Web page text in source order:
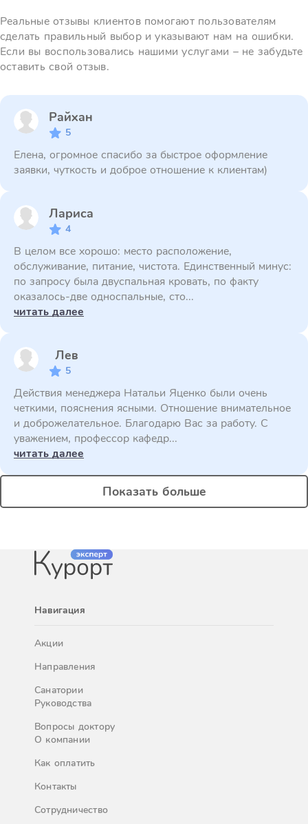
Реальные отзывы клиентов помогают пользователям
сделать правильный выбор и указывают нам на ошибки.
Если вы воспользовались нашими услугами – не забудьте
оставить свой отзыв.
Райхан
5
Елена, огромное спасибо за быстрое оформление
заявки, чуткость и доброе отношение к клиентам)
Лариса
4
В целом все хорошо: место расположение,
обслуживание, питание, чистота. Единственный минус:
по запросу была двуспальная кровать, по факту
оказалось-две односпальные, сто...
читать далее
Лев
5
Действия менеджера Натальи Яценко были очень
четкими, пояснения ясными. Отношение внимательное
и доброжелательное. Благодарю Вас за работу. С
уважением, профессор кафедр...
читать далее
Показать больше
Навигация
Акции
Направления
Санатории
Руководства
Вопросы доктору
О компании
Как оплатить
Контакты
Сотрудничество